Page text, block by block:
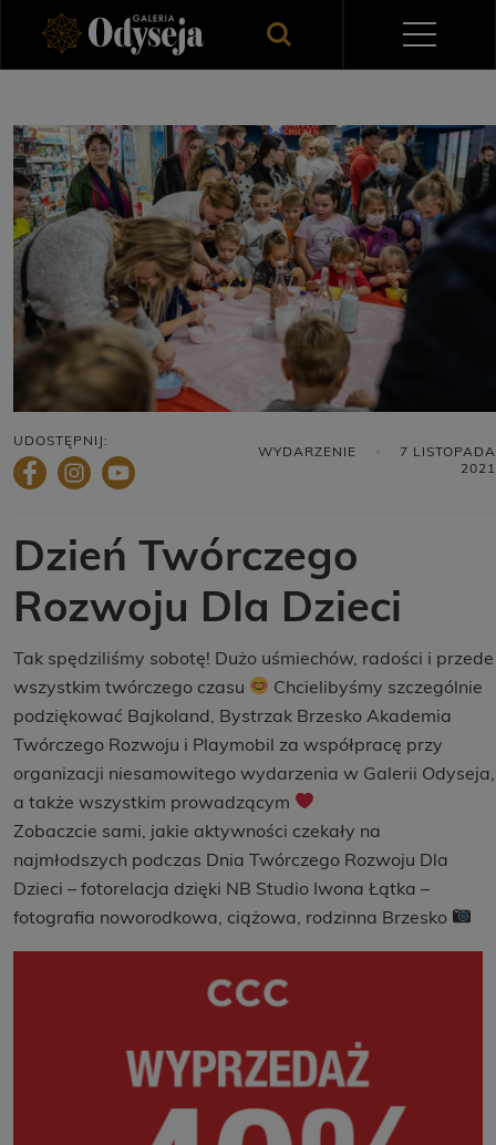
UDOSTĘPNIJ:
WYDARZENIE
7 LISTOPADA
2021
Dzień Twórczego
Rozwoju Dla Dzieci
Tak spędziliśmy sobotę! Dużo uśmiechów, radości i przede
wszystkim twórczego czasu
Chcielibyśmy szczególnie
podziękować Bajkoland, Bystrzak Brzesko Akademia
Twórczego Rozwoju i Playmobil za współpracę przy
organizacji niesamowitego wydarzenia w Galerii Odyseja,
a także wszystkim prowadzącym
Zobaczcie sami, jakie aktywności czekały na
najmłodszych podczas Dnia Twórczego Rozwoju Dla
Dzieci – fotorelacja dzięki NB Studio Iwona Łątka –
fotografia noworodkowa, ciążowa, rodzinna Brzesko